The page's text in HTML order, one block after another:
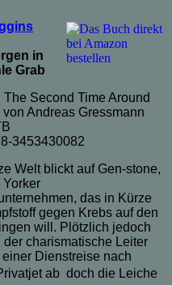
in
Grab
The Second Time Around
von Andreas Gressmann
3453430082
Welt blickt auf Gen-stone,
das in Kürze
gegen Krebs auf den
will. Plötzlich jedoch
charismatische Leiter
Dienstreise nach
ab  doch die Leiche